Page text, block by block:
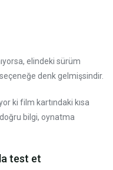
elindeki sürüm
denk gelmişsindir.
ki film kartındaki kısa
doğru bilgi, oynatma
test et